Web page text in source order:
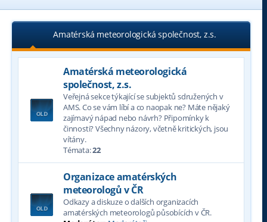
Amatérská meteorologická společnost, z.s.
Amatérská meteorologická
společnost, z.s.
Veřejná sekce týkající se subjektů sdružených v
AMS. Co se vám líbí a co naopak ne? Máte nějaký
zajímavý nápad nebo návrh? Připomínky k
činnosti? Všechny názory, včetně kritických, jsou
vítány.
Témata:22
Organizace amatérských
meteorologů v ČR
Odkazy a diskuze o dalších organizacích
amatérských meteorologů působících v ČR.